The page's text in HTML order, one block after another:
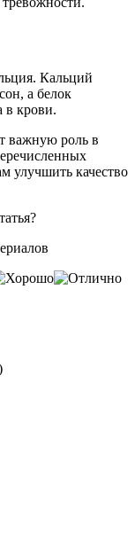
Кальций
а белок
в крови.
важную роль в
улучшить качество